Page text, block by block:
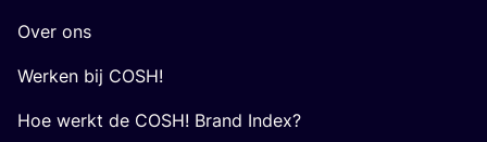
Over ons
Werken bij COSH!
Hoe werkt de COSH! Brand Index?